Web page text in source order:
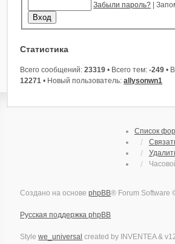
Забыли пароль?
Статистика
Всего сообщений:23319 • Всего тем:-249 •
12271 • Новый пользователь:allysonwn1
Список
Создано на основеphpBB® Forum Software
Русская поддержка phpBB
Stylewe_universal created by INVENTEA &